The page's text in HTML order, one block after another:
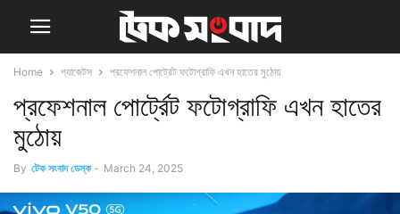
Home গ্যাজেটস প্রফেশনাল পোর্ট্রেট ফটোগ্রাফি এখন হাতের মুঠোয়
প্রফেশনাল পোর্ট্রেট ফটোগ্রাফি এখন হাতের
মুঠোয়
By টেক সংবাদ ডেস্ক - March 24, 2025